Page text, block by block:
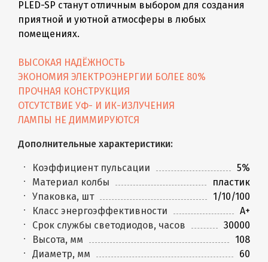
PLED-SP станут отличным выбором для создания
приятной и уютной атмосферы в любых
помещениях.
ВЫСОКАЯ НАДЁЖНОСТЬ
ЭКОНОМИЯ ЭЛЕКТРОЭНЕРГИИ БОЛЕЕ 80%
ПРОЧНАЯ КОНСТРУКЦИЯ
ОТСУТСТВИЕ УФ- И ИК-ИЗЛУЧЕНИЯ
ЛАМПЫ НЕ ДИММИРУЮТСЯ
Дополнительные характеристики:
Коэффициент пульсации
5%
Материал колбы
пластик
Упаковка, шт
1/10/100
Класс энергоэффективности
A+
Срок службы светодиодов, часов
30000
Высота, мм
108
Диаметр, мм
60